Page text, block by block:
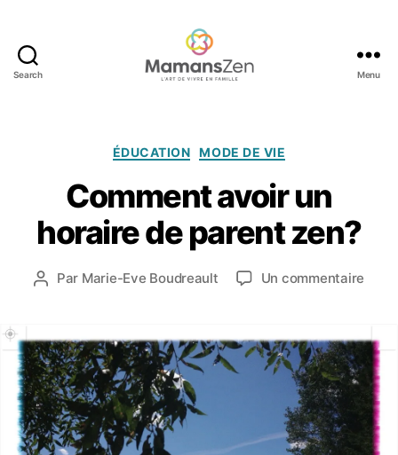
Search Menu
Catégories
ÉDUCATION MODE DE VIE
Comment avoir un
horaire de parent zen?
Auteur
Par Marie-Eve BoudreaultDate
2
m
2
4
Un commentaire
un
de
zen?